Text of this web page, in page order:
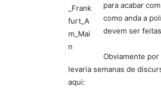
para acabar
como anda a
devem ser
Obviamente
levaria semanas de
aqui: